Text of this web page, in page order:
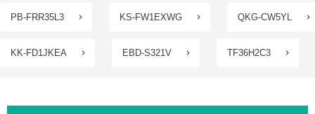
PB-FRR35L3 KS-FW1EXWG QKG-CW5YL
KK-FD1JKEA EBD-S321V TF36H2C3